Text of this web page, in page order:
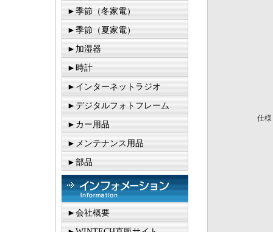
►季節（冬家電）
►季節（夏家電）
►加湿器
►時計
►インターネットラジオ
►デジタルフォトフレーム
►カー用品
►メンテナンス用品
►部品
►会社概要
仕様